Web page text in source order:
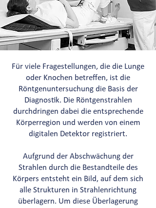
Für viele Fragestellungen, die die Lunge
oder Knochen betreffen, ist die
Röntgenuntersuchung die Basis der
Diagnostik. Die Röntgenstrahlen
durchdringen dabei die entsprechende
Körperregion und werden von einem
digitalen Detektor registriert.
Aufgrund der Abschwächung der
Strahlen durch die Bestandteile des
Körpers entsteht ein Bild, auf dem sich
alle Strukturen in Strahlenrichtung
überlagern. Um diese Überlagerung